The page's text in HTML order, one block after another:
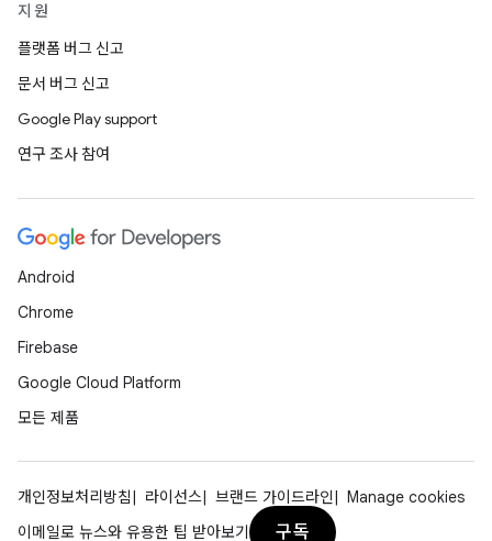
지원
플랫폼 버그 신고
문서 버그 신고
Google Play support
연구 조사 참여
Android
Chrome
Firebase
Google Cloud Platform
모든 제품
개인정보처리방침 라이선스 브랜드 가이드라인
Manage cookies
이메일로 뉴스와 유용한 팁 받아보기
구독